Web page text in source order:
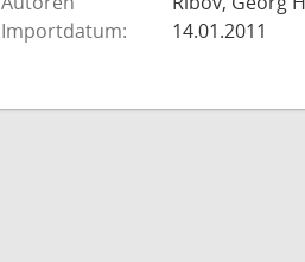
Importdatum:
14.01.2011